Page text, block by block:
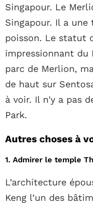
Singapour. Le
Singapour. Il a
poisson. Le statut
impressionnant du
parc de Merlion,
de haut sur
à voir. Il n'y a pas
Park.
Autres choses à
1. Admirer le temple
L’architecture
Keng l’un des